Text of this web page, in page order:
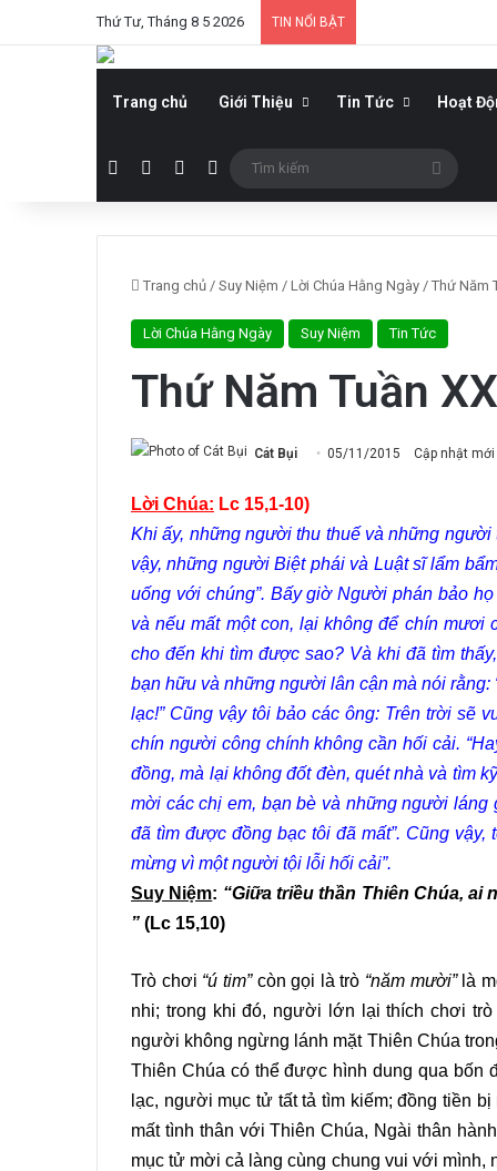
Thứ Tư, Tháng 8 5 2026 TIN NỔI BẬT
Trang chủ Giới Thiệu Tin Tức Hoạt
FacebookYouTubeWordPress
Sidebar
Tìm
kiếm
Trang chủ / Suy Niệm / Lời Chúa Hằng Ngày / Thứ Năm
Lời Chúa Hằng Ngày Suy Niệm Tin Tức
Thứ Năm Tuần
Cát Bụi 05/11/2015 Cập nhật
Lời Chúa: Lc 15,1-10)
Khi ấy, những người thu thuế và những
vậy, những người Biệt phái và Luật sĩ lẩm
uống với chúng”. Bấy giờ Người phán bảo
và nếu mất một con, lại không để chín mươi
cho đến khi tìm được sao? Và khi đã tìm
bạn hữu và những người lân cận mà nói
lạc!” Cũng vậy tôi bảo các ông: Trên trời sẽ
chín người công chính không cần hối cải.
đồng, mà lại không đốt đèn, quét nhà và tìm
mời các chị em, bạn bè và những người láng
đã tìm được đồng bạc tôi đã mất”. Cũng
mừng vì một người tội lỗi hối cải”.
Suy Niệm: “Giữa triều thần Thiên Chúa, ai
” (Lc 15,10)
Trò chơi “ú tim”còn gọi là trò “năm mười”là
nhi; trong khi đó, người lớn lại thích chơi
người không ngừng lánh mặt Thiên Chúa
Thiên Chúa có thể được hình dung qua bốn
lạc, người mục tử tất tả tìm kiếm; đồng tiền
mất tình thân với Thiên Chúa, Ngài thân
mục tử mời cả làng cùng chung vui với